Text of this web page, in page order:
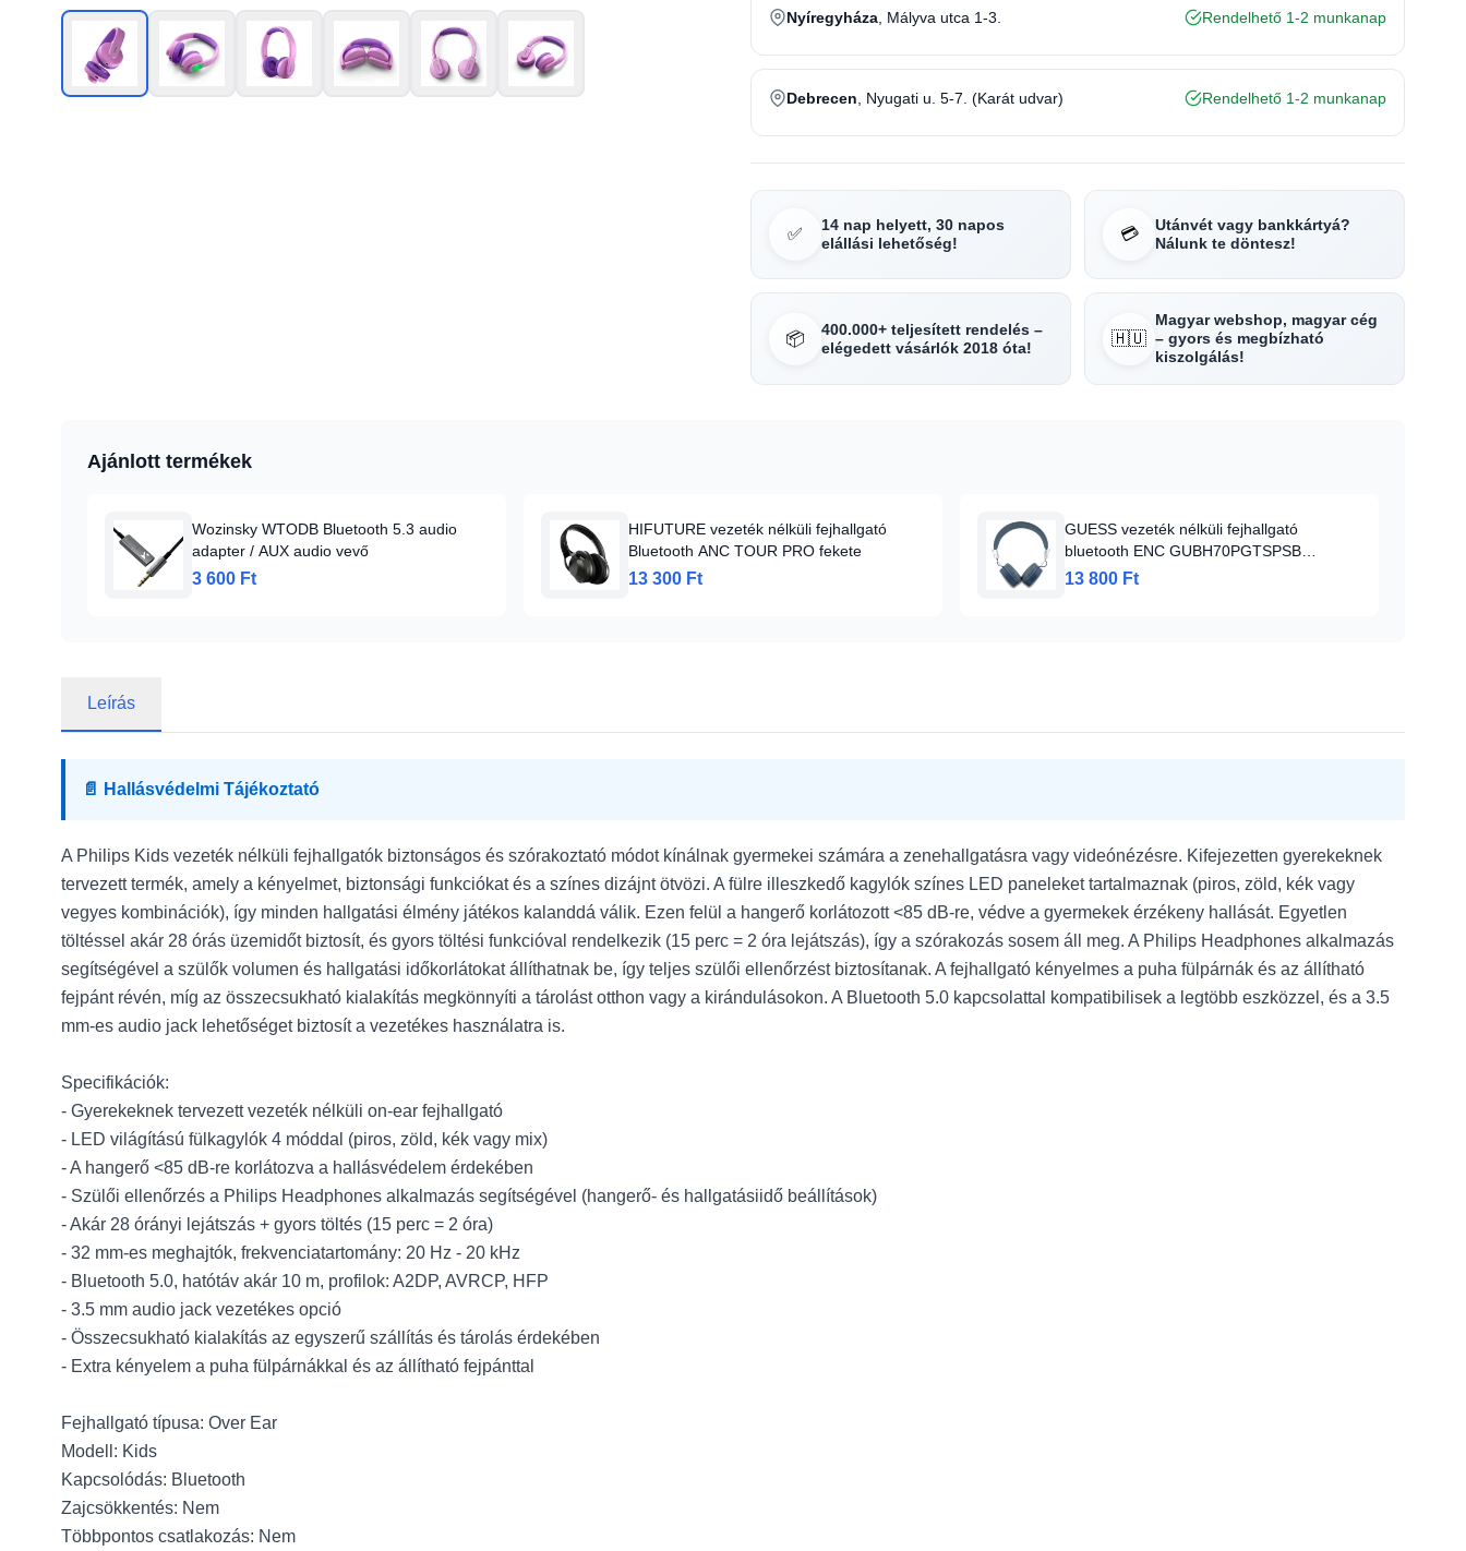
Nyíregyháza , Mályva utca 1-3. Rendelhető 1-2 munkanap
Debrecen , Nyugati u. 5-7. (Karát udvar) Rendelhető 1-2 munkanap
✅
14 nap helyett, 30 napos
elállási lehetőség!
💳
Utánvét vagy bankkártyá?
Nálunk te döntesz!
📦
400.000+ teljesített rendelés –
elégedett vásárlók 2018 óta!
🇭🇺
Magyar webshop, magyar cég
– gyors és megbízható
kiszolgálás!
Ajánlott termékek
Wozinsky WTODB Bluetooth 5.3 audio
adapter / AUX audio vevő
3 600 Ft
HIFUTURE vezeték nélküli fejhallgató
Bluetooth ANC TOUR PRO fekete
13 300 Ft
GUESS vezeték nélküli fejhallgató
bluetooth ENC GUBH70PGTSPSB
(Grained Classic Round Shape) kék
13 800 Ft
Leírás
📄 Hallásvédelmi Tájékoztató
A Philips Kids vezeték nélküli fejhallgatók biztonságos és szórakoztató módot kínálnak gyermekei számára a zenehallgatásra vagy videónézésre. Kifejezetten gyerekeknek
tervezett termék, amely a kényelmet, biztonsági funkciókat és a színes dizájnt ötvözi. A fülre illeszkedő kagylók színes LED paneleket tartalmaznak (piros, zöld, kék vagy
vegyes kombinációk), így minden hallgatási élmény játékos kalanddá válik. Ezen felül a hangerő korlátozott <85 dB-re, védve a gyermekek érzékeny hallását. Egyetlen
töltéssel akár 28 órás üzemidőt biztosít, és gyors töltési funkcióval rendelkezik (15 perc = 2 óra lejátszás), így a szórakozás sosem áll meg. A Philips Headphones alkalmazás
segítségével a szülők volumen és hallgatási időkorlátokat állíthatnak be, így teljes szülői ellenőrzést biztosítanak. A fejhallgató kényelmes a puha fülpárnák és az állítható
fejpánt révén, míg az összecsukható kialakítás megkönnyíti a tárolást otthon vagy a kirándulásokon. A Bluetooth 5.0 kapcsolattal kompatibilisek a legtöbb eszközzel, és a 3.5
mm-es audio jack lehetőséget biztosít a vezetékes használatra is.
Specifikációk:
- Gyerekeknek tervezett vezeték nélküli on-ear fejhallgató
- LED világítású fülkagylók 4 móddal (piros, zöld, kék vagy mix)
- A hangerő <85 dB-re korlátozva a hallásvédelem érdekében
- Szülői ellenőrzés a Philips Headphones alkalmazás segítségével (hangerő- és hallgatásiidő beállítások)
- Akár 28 órányi lejátszás + gyors töltés (15 perc = 2 óra)
- 32 mm-es meghajtók, frekvenciatartomány: 20 Hz - 20 kHz
- Bluetooth 5.0, hatótáv akár 10 m, profilok: A2DP, AVRCP, HFP
- 3.5 mm audio jack vezetékes opció
- Összecsukható kialakítás az egyszerű szállítás és tárolás érdekében
- Extra kényelem a puha fülpárnákkal és az állítható fejpánttal
Fejhallgató típusa: Over Ear
Modell: Kids
Kapcsolódás: Bluetooth
Zajcsökkentés: Nem
Többpontos csatlakozás: Nem